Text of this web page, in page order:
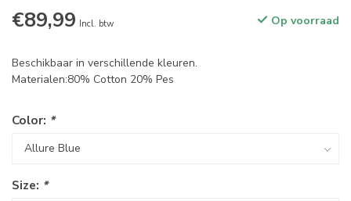
€89,99 Incl. btw Op voorraad
Beschikbaar in verschillende kleuren.
Materialen:80% Cotton 20% Pes
Color: *
Size: *